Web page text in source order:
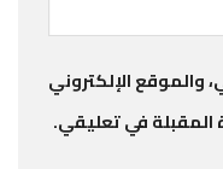
والموقع الإلكتروني
المقبلة في تعليقي.